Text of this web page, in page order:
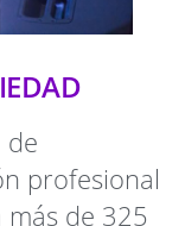
de
profesional
de 325